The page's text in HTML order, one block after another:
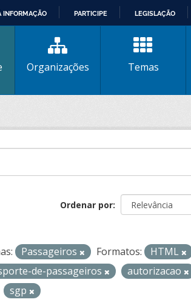
INFORMAÇÃO PARTICIPE LEGISLAÇÃO
Organizações Temas
Ordenar por
Passageiros Formatos: HTML
de-passageiros
autorizacao
sgp